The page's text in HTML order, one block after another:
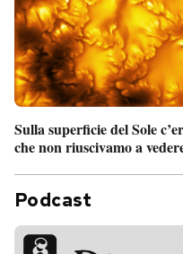
Sulla superficie del Sole
che non riuscivamo a
Podcast